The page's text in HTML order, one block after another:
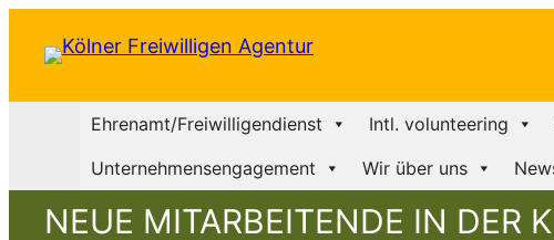
Ehrenamt/Freiwilligendienst Intl. volunteering
Unternehmensengagement
Wir über uns
NEUE MITARBEITENDE IN DER